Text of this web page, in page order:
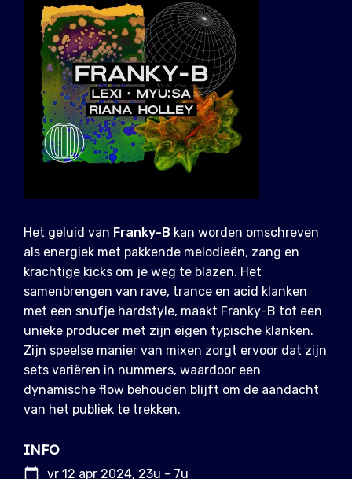
Het geluid van Franky-B kan worden omschreven
als energiek met pakkende melodieën, zang en
krachtige kicks om je weg te blazen. Het
samenbrengen van rave, trance en acid klanken
met een snufje hardstyle, maakt Franky-B tot een
unieke producer met zijn eigen typische klanken.
Zijn speelse manier van mixen zorgt ervoor dat zijn
sets variëren in nummers, waardoor een
dynamische flow behouden blijft om de aandacht
van het publiek te trekken.
INFO
vr 12 apr 2024, 23u - 7u